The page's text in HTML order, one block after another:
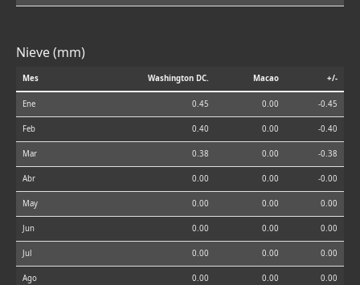
Nieve (mm)
Mes Washington DC. Macao +/-
Ene 0.45 0.00 -0.45
Feb 0.40 0.00 -0.40
Mar 0.38 0.00 -0.38
Abr 0.00 0.00 -0.00
May 0.00 0.00 0.00
Jun 0.00 0.00 0.00
Jul 0.00 0.00 0.00
Ago 0.00 0.00 0.00